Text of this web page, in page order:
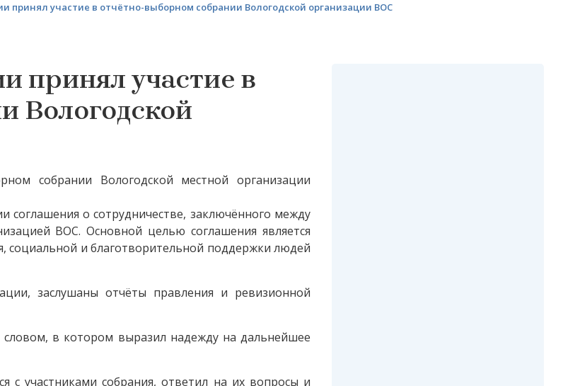
принял участие в отчётно-выборном собрании Вологодской организации ВОС
принял участие в
Вологодской
собрании Вологодской местной организации
соглашения о сотрудничестве, заключённого между
ВОС. Основной целью соглашения является
социальной и благотворительной поддержки людей
заслушаны отчёты правления и ревизионной
в котором выразил надежду на дальнейшее
участниками собрания, ответил на их вопросы и